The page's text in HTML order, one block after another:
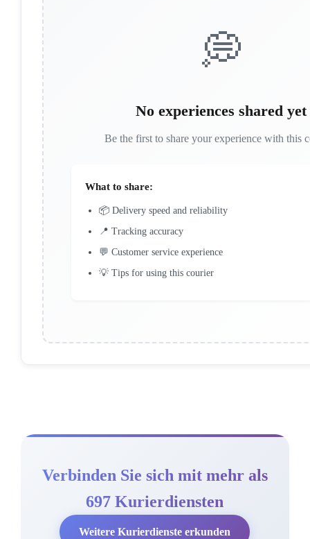
💭
No experiences shared yet
Be the first to share your experience with this
What to share:
📦 Delivery speed and reliability
📍 Tracking accuracy
💬 Customer service experience
💡 Tips for using this courier
Verbinden Sie sich mit mehr als
697 Kurierdiensten
Weitere Kurierdienste erkunden